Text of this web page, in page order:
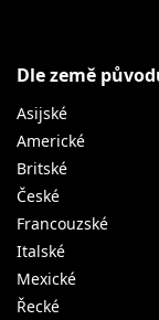
Dle země
Asijské
Americké
Britské
České
Francouzské
Italské
Mexické
Řecké